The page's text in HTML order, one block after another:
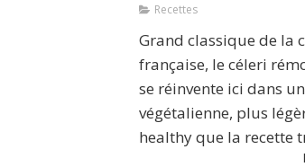
Recettes
Grand classique de la
française, le céleri
se réinvente ici dans
végétalienne, plus
healthy que la recette